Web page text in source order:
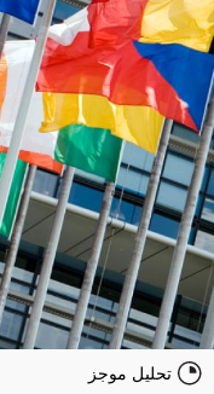
تحليل موجز